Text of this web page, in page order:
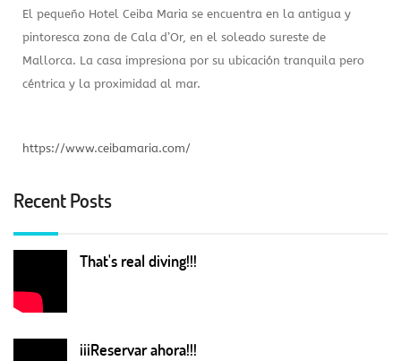
El pequeño Hotel Ceiba Maria se encuentra en la antigua y
pintoresca zona de Cala d’Or, en el soleado sureste de
Mallorca. La casa impresiona por su ubicación tranquila pero
céntrica y la proximidad al mar.
https://www.ceibamaria.com/
Recent Posts
That's real diving!!!
¡¡¡Reservar ahora!!!